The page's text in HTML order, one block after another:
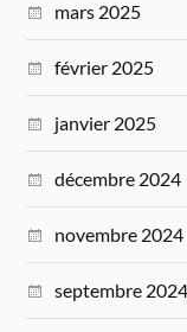
mars 2025
février 2025
janvier 2025
décembre 2024
novembre 2024
septembre 2024